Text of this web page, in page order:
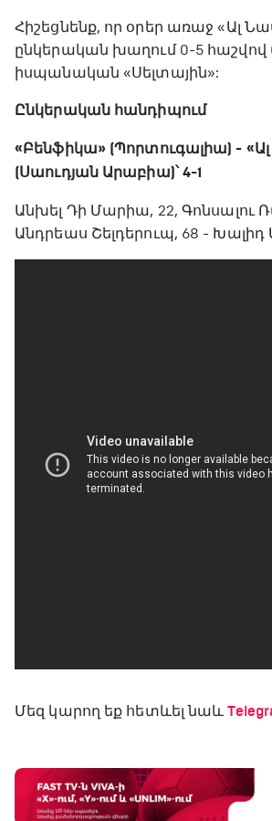
Հիշեցնենք, որ օրեր առաջ «Ալ
ընկերական խաղում 0-5 հաշվով
իսպանական «Սելտային»:
Ընկերական հանդիպում
«Բենֆիկա» (Պորտուգալիա) -
(Սաուդյան Արաբիա)՝ 4-1
Անխել Դի Մարիա, 22, Գոնսալու
Անդրեաս Շելդերուպ, 68 - Խալիդ
Մեզ կարող եք հետևել նաև